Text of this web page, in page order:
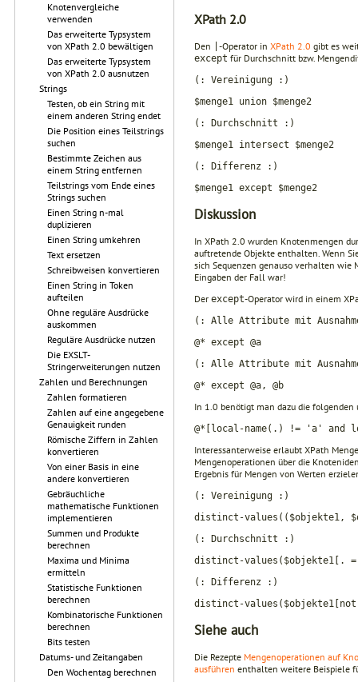
Knotenvergleiche
verwenden
Das erweiterte Typsystem
von XPath 2.0 bewältigen
Das erweiterte Typsystem
von XPath 2.0 ausnutzen
Strings
Testen, ob ein String mit
einem anderen String endet
Die Position eines Teilstrings
suchen
Bestimmte Zeichen aus
einem String entfernen
Teilstrings vom Ende eines
Strings suchen
Einen String n-mal
duplizieren
Einen String umkehren
Text ersetzen
Schreibweisen konvertieren
Einen String in Token
aufteilen
Ohne reguläre Ausdrücke
auskommen
Reguläre Ausdrücke nutzen
Die EXSLT-
Stringerweiterungen nutzen
Zahlen und Berechnungen
Zahlen formatieren
Zahlen auf eine angegebene
Genauigkeit runden
Römische Ziffern in Zahlen
konvertieren
Von einer Basis in eine
andere konvertieren
Gebräuchliche
mathematische Funktionen
implementieren
Summen und Produkte
berechnen
Maxima und Minima
ermitteln
Statistische Funktionen
berechnen
Kombinatorische Funktionen
berechnen
Bits testen
Datums- und Zeitangaben
Den Wochentag berechnen
XPath 2.0
Den -Operator in XPath 2.0 gibt es
except für Durchschnitt bzw.
(: Vereinigung :)
$menge1 union $menge2
(: Durchschnitt :)
$menge1 intersect $menge2
(: Differenz :)
$menge1 except $menge2
Diskussion
In XPath 2.0 wurden Knotenmengen
auftretende Objekte enthalten. Wenn
sich Sequenzen genauso verhalten
Eingaben der Fall war!
Der except-Operator wird in einem
(: Alle Attribute mit
@* except @a
(: Alle Attribute mit
@* except @a, @b
In 1.0 benötigt man dazu die folgenden
@*[local-name(.) != 'a' and
Interessanterweise erlaubt XPath
Mengenoperationen über die
Ergebnis für Mengen von Werten
(: Vereinigung :)
distinct-values(($objekte1,
(: Durchschnitt :)
distinct-values($objekte1[.
(: Differenz :)
distinct-
Siehe auch
Die Rezepte Mengenoperationen auf
ausführen enthalten weitere Beispiele